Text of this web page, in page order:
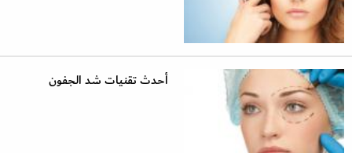
أحدث تقنيات شد الجفون